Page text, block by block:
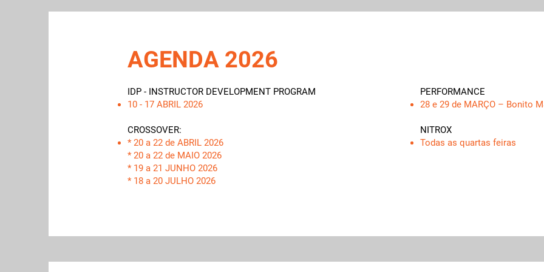
AGENDA 2026
IDP - INSTRUCTOR DEVELOPMENT PROGRAM
10 - 17 ABRIL 2026
CROSSOVER:
* 20 a 22 de ABRIL 2026
* 20 a 22 de MAIO 2026
* 19 a 21 JUNHO 2026
* 18 a 20 JULHO 2026
PERFORMANCE
28 e 29 de MARÇO – Bonito
NITROX
Todas as quartas feiras